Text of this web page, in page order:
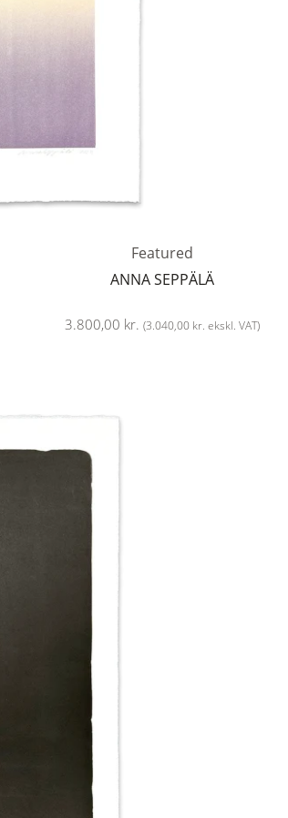
Featured
ANNA SEPPÄLÄ
3.800,00 kr. (3.040,00 kr. ekskl. VAT)